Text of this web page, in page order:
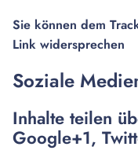
Sie können dem
Link widersprechen
Soziale
Inhalte teilen
Google+1,